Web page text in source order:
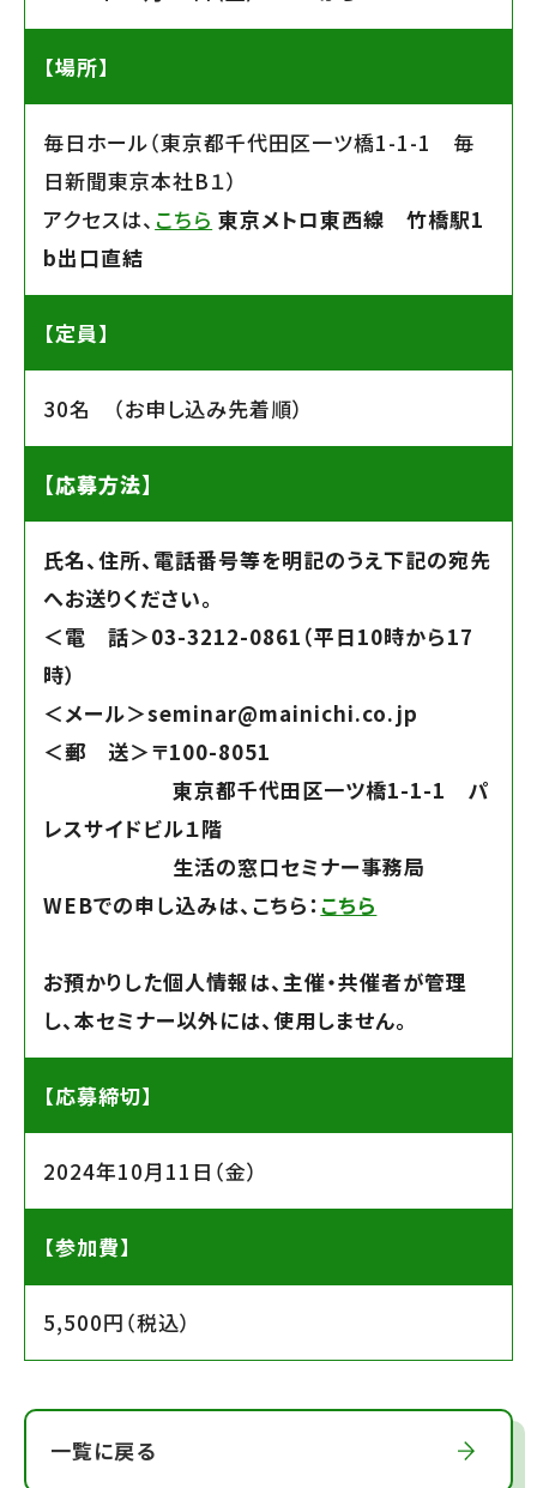
【場所】
毎日ホール（東京都千代田区一ツ橋1-1-1 毎
日新聞東京本社B１）
アクセスは、 こちら 東京メトロ東西線 竹橋駅1
b出口直結
【定員】
30名 （お申し込み先着順）
【応募方法】
氏名、住所、電話番号等を明記のうえ下記の宛先
へお送りください。
＜電 話＞03-3212-0861（平日10時から17
時）
＜メール＞seminar@mainichi.co.jp
＜郵 送＞〒100-8051
東京都千代田区一ツ橋1-1-1 パ
レスサイドビル１階
生活の窓口セミナー事務局
WEBでの申し込みは、こちら： こちら
お預かりした個人情報は、主催・共催者が管理
し、本セミナー以外には、使用しません。
【応募締切】
2024年10月11日（金）
【参加費】
5,500円（税込）
一覧に戻る